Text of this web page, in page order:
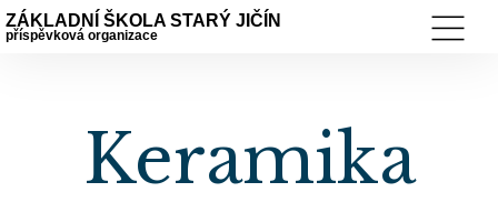
ZÁKLADNÍ ŠKOLA STARÝ JIČÍN
příspěvková organizace
Keramika